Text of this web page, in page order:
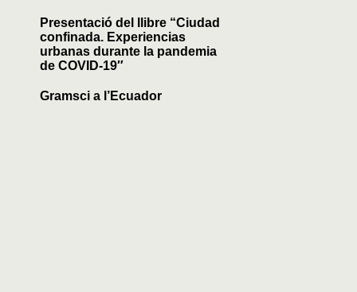
Presentació del llibre “Ciudad
confinada. Experiencias
urbanas durante la pandemia
de COVID-19″
Gramsci a l’Ecuador